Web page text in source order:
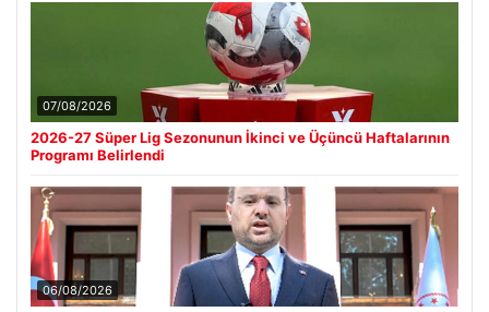
07/08/2026
2026-27 Süper Lig Sezonunun İkinci ve Üçüncü Haftalarının
Programı Belirlendi
06/08/2026